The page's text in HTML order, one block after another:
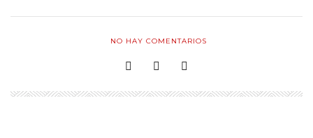
NO HAY COMENTARIOS